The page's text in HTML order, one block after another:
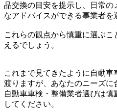
品交換の目安を提示し、日常
なアドバイスができる事業者を
これらの観点から慎重に選ぶ
えるでしょう。
これまで見てきたように自動
渡りますが、あなたのニーズに
自動車車検・整備業者選びは
してください。